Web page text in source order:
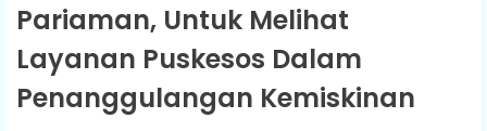
Pariaman, Untuk Melihat
Layanan Puskesos Dalam
Penanggulangan Kemiskinan